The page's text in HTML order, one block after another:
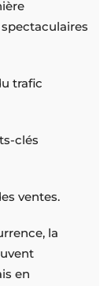
trafic
clés
ventes.
la
en